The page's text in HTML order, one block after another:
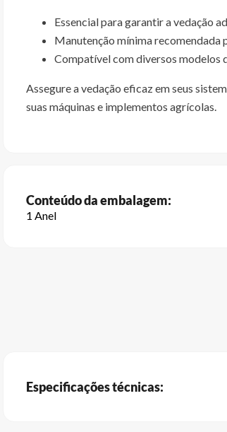
Essencial para garantir a vedação
Manutenção mínima recomendada
Compatível com diversos modelos
Assegure a vedação eficaz em seus
suas máquinas e implementos agrícolas.
Conteúdo da embalagem:
1 Anel
Especificações técnicas: